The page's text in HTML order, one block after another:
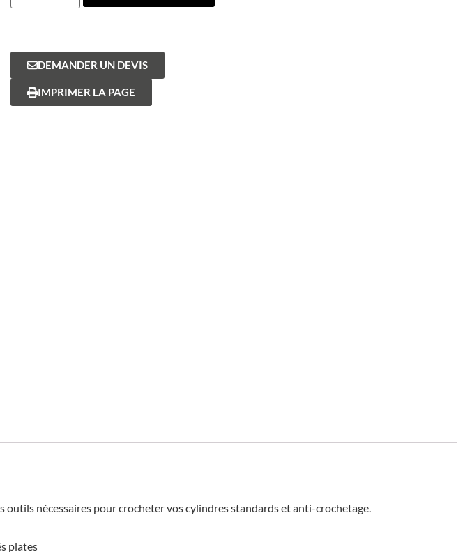
DEMANDER UN DEVIS
IMPRIMER LA PAGE
nécessaires pour crocheter vos cylindres standards et anti-crochetage.
plates